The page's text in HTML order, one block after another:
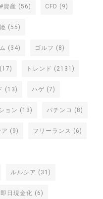
#資産 (56) CFD (9)
(55)
(34) ゴルフ (8)
(17) トレンド (2131)
(13) ハゲ (7)
ョン (13) パチンコ (8)
(9) フリーランス (6)
ルルシア (31)
即日現金化 (6)